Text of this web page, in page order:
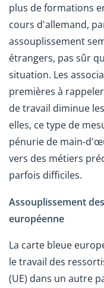
plus de formations
cours d'allemand,
assouplissement
étrangers, pas sûr
situation. Les
premières à
de travail diminue
elles, ce type de
pénurie de main-
vers des métiers
parfois difficiles.
Assouplissement
européenne
La carte bleue
le travail des
(UE) dans un autre